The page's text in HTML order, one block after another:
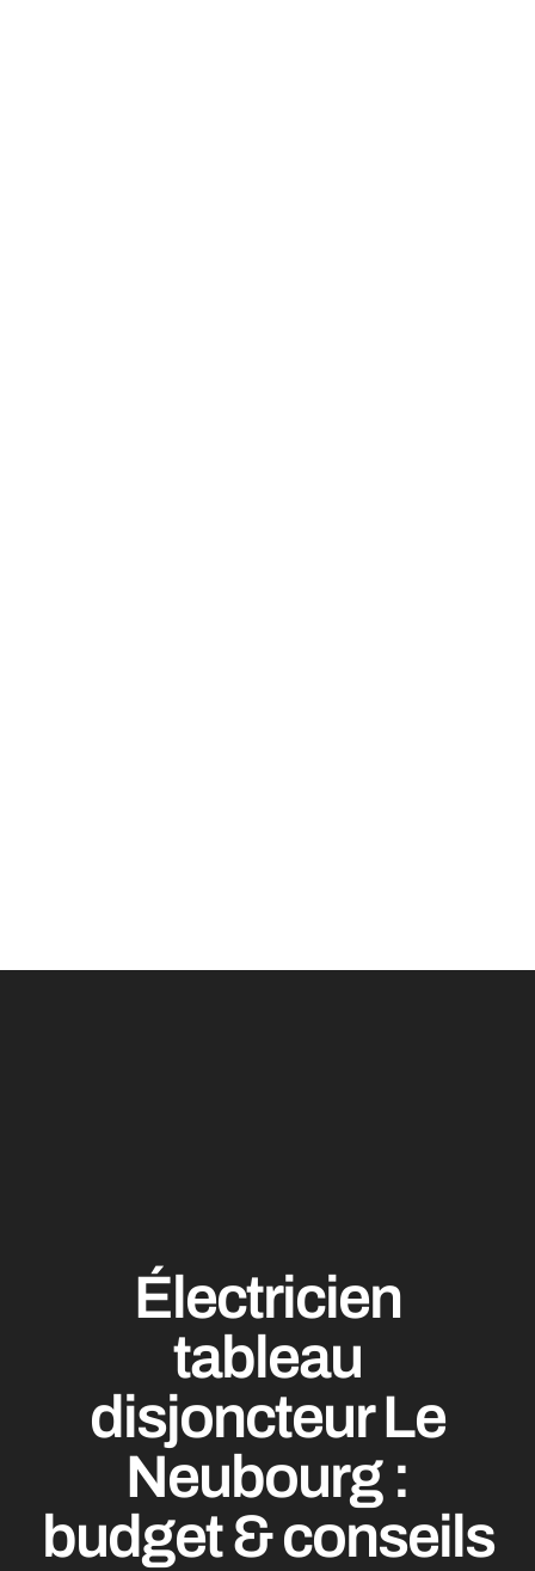
Électricien
tableau
disjoncteur Le
Neubourg :
budget & conseils